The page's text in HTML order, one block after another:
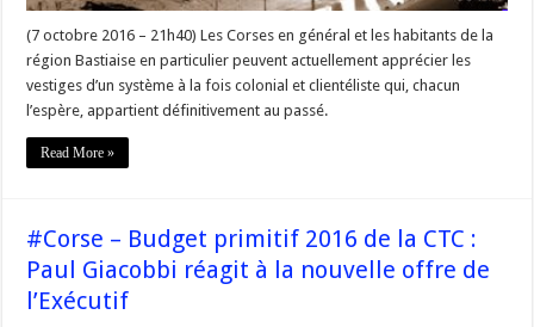
(7 octobre 2016 – 21h40) Les Corses en général et les habitants de la
région Bastiaise en particulier peuvent actuellement apprécier les
vestiges d’un système à la fois colonial et clientéliste qui, chacun
l’espère, appartient définitivement au passé.
Read More »
#Corse – Budget primitif 2016 de la CTC :
Paul Giacobbi réagit à la nouvelle offre de
l’Exécutif